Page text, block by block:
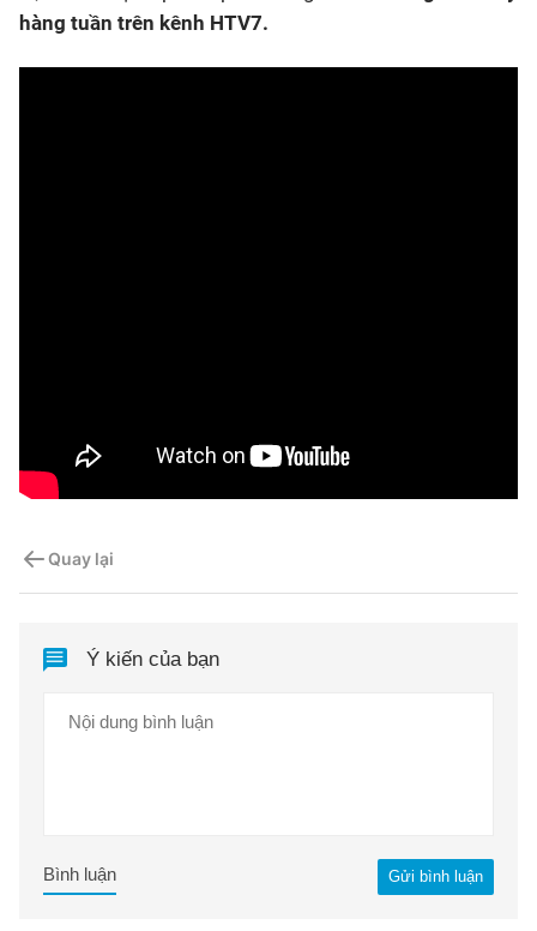
hàng tuần trên kênh HTV7.
Quay lại
Ý kiến của bạn
Gửi bình luận
Bình luận